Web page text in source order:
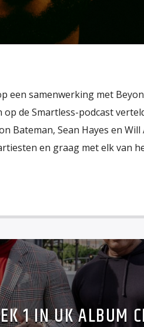
een samenwerking met
de Smartless-podcast
Bateman, Sean Hayes en
en graag met elk van
1 IN UK ALBUM